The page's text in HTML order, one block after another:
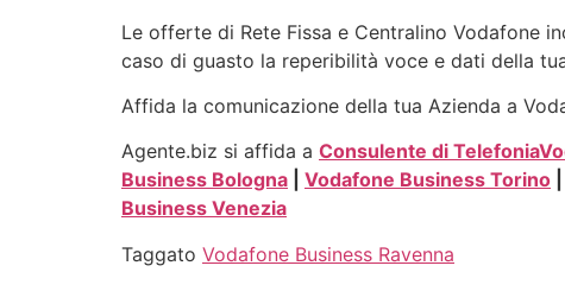
Le offerte di Rete Fissa e Centralino Vodafone
caso di guasto la reperibilità voce e dati della
Affida la comunicazione della tua Azienda a
Agente.biz si affida a Consulente di Telefonia
Business Bologna
Vodafone Business Torino
Business Venezia
Taggato Vodafone Business Ravenna